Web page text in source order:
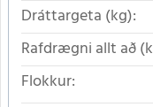
Dráttargeta (kg):
Rafdrægni allt að
Flokkur: